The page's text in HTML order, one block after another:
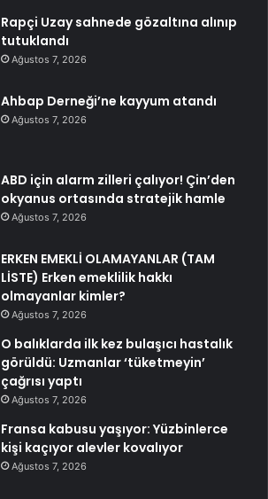
Rapçi Uzay sahnede gözaltına alınıp
tutuklandı
Ağustos 7, 2026
Ahbap Derneği’ne kayyum atandı
Ağustos 7, 2026
ABD için alarm zilleri çalıyor! Çin’den
okyanus ortasında stratejik hamle
Ağustos 7, 2026
ERKEN EMEKLİ OLAMAYANLAR (TAM
LİSTE) Erken emeklilik hakkı
olmayanlar kimler?
Ağustos 7, 2026
O balıklarda ilk kez bulaşıcı hastalık
görüldü: Uzmanlar ‘tüketmeyin’
çağrısı yaptı
Ağustos 7, 2026
Fransa kabusu yaşıyor: Yüzbinlerce
kişi kaçıyor alevler kovalıyor
Ağustos 7, 2026